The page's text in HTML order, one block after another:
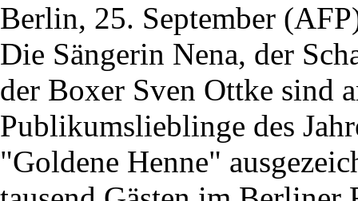
Berlin, 25. September
Die Sängerin Nena, der
der Boxer Sven Ottke sind
Publikumslieblinge des
"Goldene Henne"